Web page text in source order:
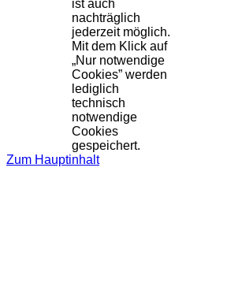
ist auch
nachträglich
jederzeit möglich.
Mit dem Klick auf
„Nur notwendige
Cookies” werden
lediglich
technisch
notwendige
Cookies
gespeichert.
Zum Hauptinhalt